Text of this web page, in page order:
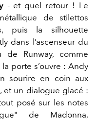
- et quel retour ! Le
de stilettos
puis la silhouette
dans l’ascenseur du
de Runway, comme
porte s’ouvre : Andy
sourire en coin aux
et un dialogue glacé :
posé sur les notes
de Madonna,